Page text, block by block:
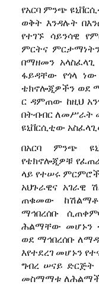
የአርባ ምንጭ
ወቅት እንዳሉት
የተገኙ ሳይንሳዊ
ምርትና
በማዘመን
ፋይዳቸው የጎላ
ቴክኖሎጂዎችን ወደ
ር ዳምጠው ከዚህ
በትብብር ለመሥራት
ዩኒቨርሲቲው
በአርባ ምንጭ
የቴክኖሎጂዎቹ
ላይ የተሠሩ
አህጉራዊና አገራዊ
ጠቁመው
ማኅበረሰቡ
ሕልማቸው መሆኑን
ወደ ማኅበረሰቡ
እየተደረገ መሆኑን
ግብረ ሠናይ ድርጅት
መስማማቱ ለሕልማችን